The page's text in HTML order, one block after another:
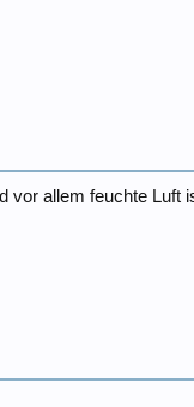
allem feuchte